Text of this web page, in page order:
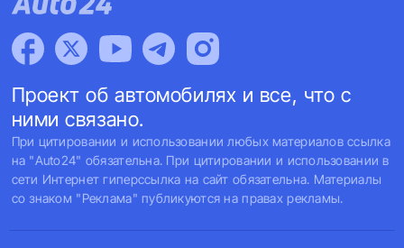
Проект об автомобилях и все, что с
ними связано.
При цитировании и использовании любых материалов ссылка
на "Auto24" обязательна. При цитировании и использовании в
сети Интернет гиперссылка на сайт обязательна. Материалы
со знаком "Реклама" публикуются на правах рекламы.